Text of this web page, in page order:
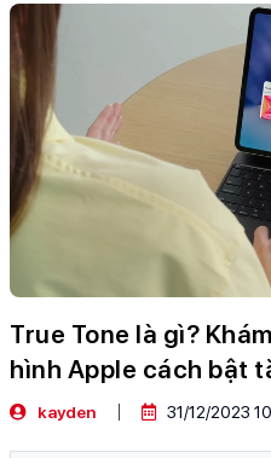
True Tone là gì?
hình Apple cách bật
kayden 31/12/2023